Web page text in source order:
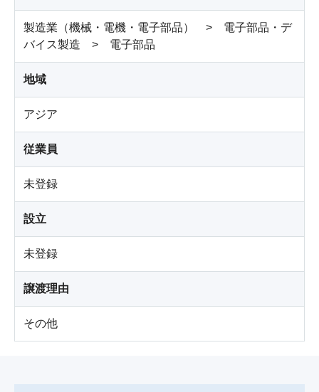
製造業（機械・電機・電子部品） > 電子部品・デ
バイス製造 > 電子部品
地域
アジア
従業員
未登録
設立
未登録
譲渡理由
その他